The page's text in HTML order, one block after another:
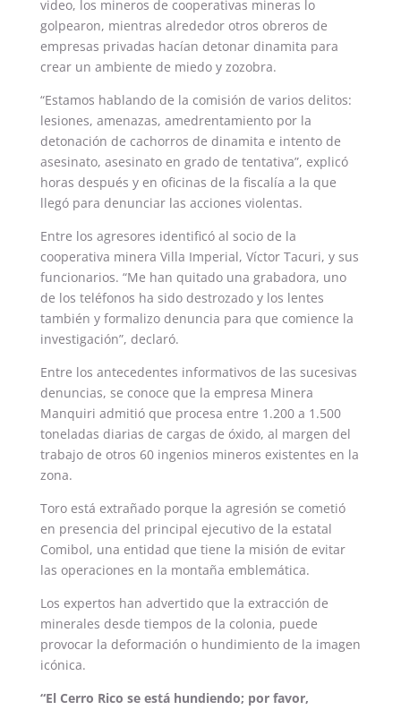
video, los mineros de cooperativas mineras lo
golpearon, mientras alrededor otros obreros de
empresas privadas hacían detonar dinamita para
crear un ambiente de miedo y zozobra.
“Estamos hablando de la comisión de varios delitos:
lesiones, amenazas, amedrentamiento por la
detonación de cachorros de dinamita e intento de
asesinato, asesinato en grado de tentativa”, explicó
horas después y en oficinas de la fiscalía a la que
llegó para denunciar las acciones violentas.
Entre los agresores identificó al socio de la
cooperativa minera Villa Imperial, Víctor Tacuri, y sus
funcionarios. “Me han quitado una grabadora, uno
de los teléfonos ha sido destrozado y los lentes
también y formalizo denuncia para que comience la
investigación”, declaró.
Entre los antecedentes informativos de las sucesivas
denuncias, se conoce que la empresa Minera
Manquiri admitió que procesa entre 1.200 a 1.500
toneladas diarias de cargas de óxido, al margen del
trabajo de otros 60 ingenios mineros existentes en la
zona.
Toro está extrañado porque la agresión se cometió
en presencia del principal ejecutivo de la estatal
Comibol, una entidad que tiene la misión de evitar
las operaciones en la montaña emblemática.
Los expertos han advertido que la extracción de
minerales desde tiempos de la colonia, puede
provocar la deformación o hundimiento de la imagen
icónica.
“El Cerro Rico se está hundiendo; por favor,